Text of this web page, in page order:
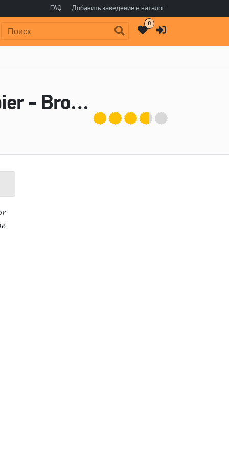
FAQ Добавить заведение в каталог
Поиск: 0
Пиво 174 Taproom Series 71: Schwarzbier - Broadhead Brewery